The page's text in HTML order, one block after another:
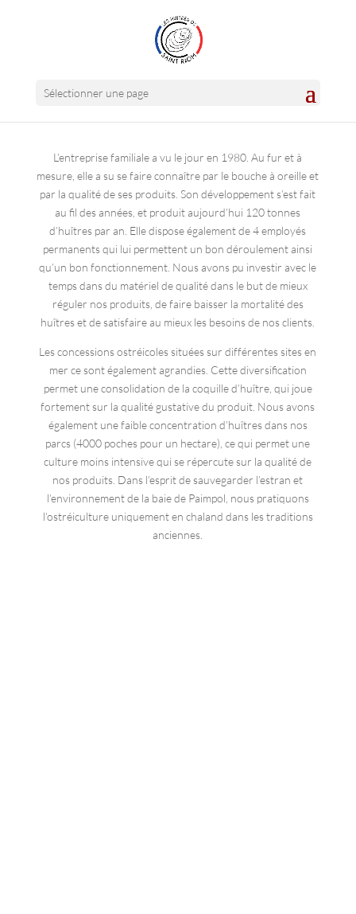
Sélectionner une page
L’entreprise familiale a vu le jour en 1980. Au fur et à
mesure, elle a su se faire connaître par le bouche à oreille et
par la qualité de ses produits. Son développement s’est fait
au fil des années, et produit aujourd’hui 120 tonnes
d’huîtres par an. Elle dispose également de 4 employés
permanents qui lui permettent un bon déroulement ainsi
qu’un bon fonctionnement. Nous avons pu investir avec le
temps dans du matériel de qualité dans le but de mieux
réguler nos produits, de faire baisser la mortalité des
huîtres et de satisfaire au mieux les besoins de nos clients.
Les concessions ostréicoles situées sur différentes sites en
mer ce sont également agrandies. Cette diversification
permet une consolidation de la coquille d’huître, qui joue
fortement sur la qualité gustative du produit. Nous avons
également une faible concentration d’huîtres dans nos
parcs (4000 poches pour un hectare), ce qui permet une
culture moins intensive qui se répercute sur la qualité de
nos produits. Dans l’esprit de sauvegarder l’estran et
l’environnement de la baie de Paimpol, nous pratiquons
l’ostréiculture uniquement en chaland dans les traditions
anciennes.